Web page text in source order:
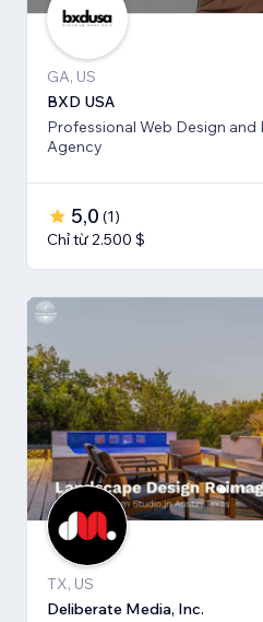
GA, US
BXD USA
Professional Web Design and
Agency
5,0 (1)
Chỉ từ 2.500 $
TX, US
Deliberate Media, Inc.